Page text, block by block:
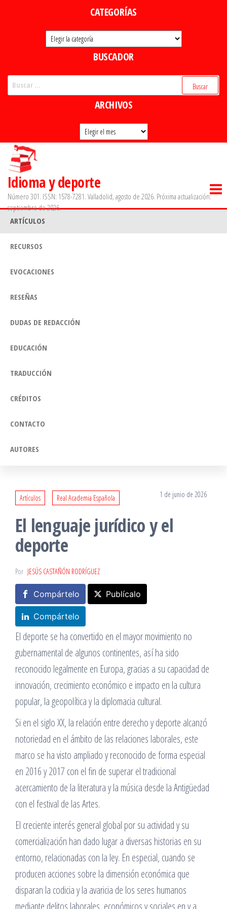
CATEGORÍAS
Categorías
BUSCADOR
ARCHIVOS
Archivos
Idioma y deporte
Número 301. ISSN: 1578-7281. Valladolid, agosto de 2026. Próxima actualización:
septiembre de 2026.
ARTÍCULOS
RECURSOS
EVOCACIONES
RESEÑAS
DUDAS DE REDACCIÓN
EDUCACIÓN
TRADUCCIÓN
CRÉDITOS
CONTACTO
AUTORES
Artículos Real Academia Española 1 de junio de 2026
El lenguaje jurídico y el
deporte
Por JESÚS CASTAÑÓN RODRÍGUEZ
Compártelo Publícalo
Compártelo
El deporte se ha convertido en el mayor movimiento no
gubernamental de algunos continentes, así ha sido
reconocido legalmente en Europa, gracias a su capacidad de
innovación, crecimiento económico e impacto en la cultura
popular, la geopolítica y la diplomacia cultural.
Si en el siglo XX, la relación entre derecho y deporte alcanzó
notoriedad en el ámbito de las relaciones laborales, este
marco se ha visto ampliado y reconocido de forma especial
en 2016 y 2017 con el fin de superar el tradicional
acercamiento de la literatura y la música desde la Antigüedad
con el festival de las Artes.
El creciente interés general global por su actividad y su
comercialización han dado lugar a diversas historias en su
entorno, relacionadas con la ley. En especial, cuando se
producen acciones sobre la dimensión económica que
disparan la codicia y la avaricia de los seres humanos
mediante delitos laborales, económicos y sociales en y a